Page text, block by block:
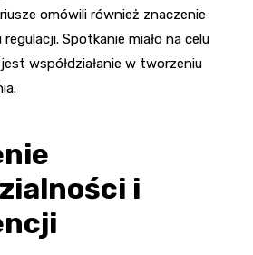
omówili również znaczenie
Spotkanie miało na celu
współdziałanie w tworzeniu
i